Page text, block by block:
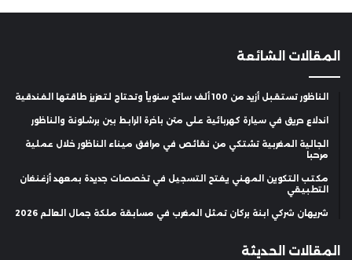
المقالات الشائعة
الناظور تستقبل أزيد من 100 ألف سائح سنوياً وتحتاج لتعزيز طاقتها الفندقية
اندلاع حريق في سيارة كهربائية على متن باخرة الرابط بين برشلونة والناظور
الجالية المغربية تشتكي من نقائص في مرافق ميناء الناظور خلال عملية
مرحبا
مكتب التكوين المهني يفتح التسجيل في تخصصات جديدة بمعهد أزغنغان
التطبيقي
شريهان شركي ابنة بركان تمثل المغرب في مسابقة ملكة جمال العالم 2026
المقالات الحديثة